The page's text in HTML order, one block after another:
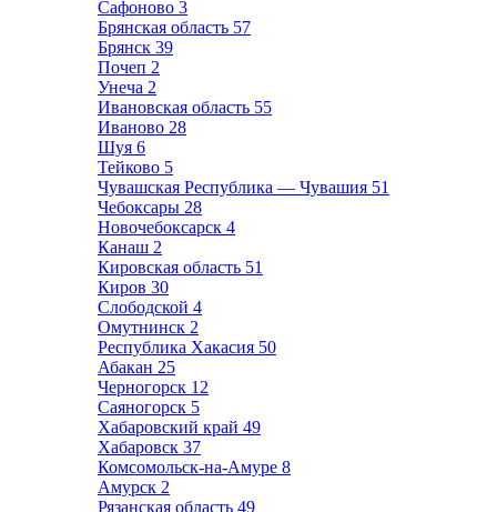
Сафоново 3
Брянская область 57
Брянск 39
Почеп 2
Унеча 2
Ивановская область 55
Иваново 28
Шуя 6
Тейково 5
Чувашская Республика — Чувашия 51
Чебоксары 28
Новочебоксарск 4
Канаш 2
Кировская область 51
Киров 30
Слободской 4
Омутнинск 2
Республика Хакасия 50
Абакан 25
Черногорск 12
Саяногорск 5
Хабаровский край 49
Хабаровск 37
Комсомольск-на-Амуре 8
Амурск 2
Рязанская область 49